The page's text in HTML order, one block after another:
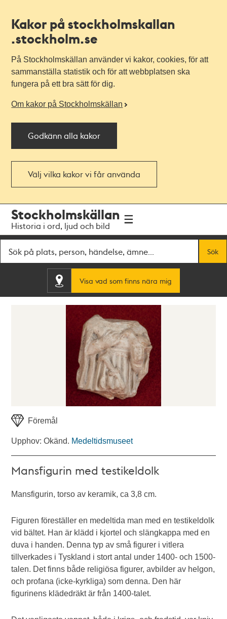
Kakor på stockholmskallan
.stockholm.se
På Stockholmskällan använder vi kakor, cookies, för att
sammanställa statistik och för att webbplatsen ska
fungera på ett bra sätt för dig.
Om kakor på Stockholmskällan
Godkänn alla kakor
Välj vilka kakor vi får använda
navigationen
huvudinnehållet
Stockholmskällan
Historia i ord, ljud och bild
Sök
Visa vad som finns nära mig
Föremål
Upphov: Okänd. Medeltidsmuseet
Mansfigurin med testikeldolk
Mansfigurin, torso av keramik, ca 3,8 cm.
Figuren föreställer en medeltida man med en testikeldolk
vid bältet. Han är klädd i kjortel och slängkappa med en
duva i handen. Denna typ av små figurer i vitlera
tillverkades i Tyskland i stort antal under 1400- och 1500-
talen. Det finns både religiösa figurer, avbilder av helgon,
och profana (icke-kyrkliga) som denna. Den här
figurinens klädedräkt är från 1400-talet.